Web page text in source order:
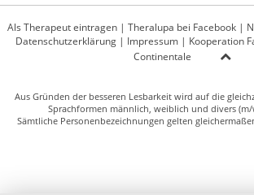
Als Therapeut eintragen | Theralupa bei Facebook |
Datenschutzerklärung| Impressum| Kooperation
Continentale
Aus Gründen der besseren Lesbarkeit wird auf die
Sprachformen männlich, weiblich und divers
Sämtliche Personenbezeichnungen gelten